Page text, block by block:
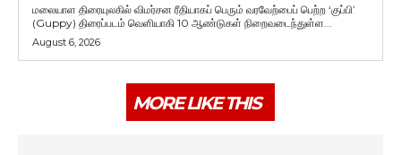
மலையாள திரையுலகில் விமர்சன ரீதியாகப் பெரும் வரவேற்பைப் பெற்ற ‘குப்பி’
(Guppy) திரைப்படம் வெளியாகி 10 ஆண்டுகள் நிறைவடைந்துள்ள...
August 6, 2026
MORE LIKE THIS